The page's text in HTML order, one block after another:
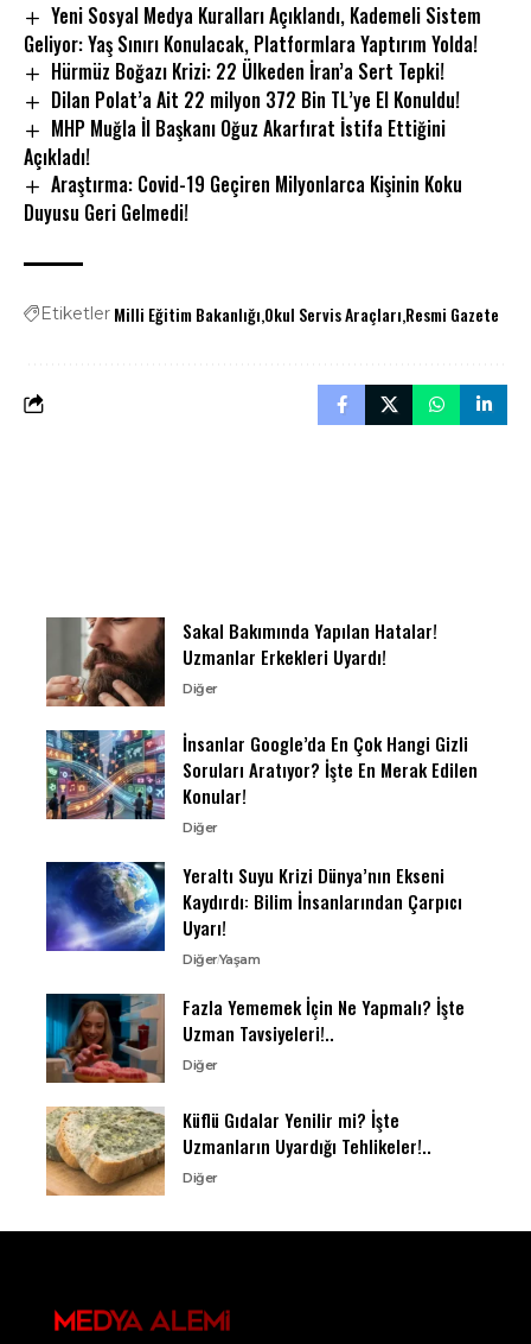
Yeni Sosyal Medya Kuralları Açıklandı, Kademeli Sistem
Geliyor: Yaş Sınırı Konulacak, Platformlara Yaptırım Yolda!
Hürmüz Boğazı Krizi: 22 Ülkeden İran’a Sert Tepki!
Dilan Polat’a Ait 22 milyon 372 Bin TL’ye El Konuldu!
MHP Muğla İl Başkanı Oğuz Akarfırat İstifa Ettiğini
Açıkladı!
Araştırma: Covid-19 Geçiren Milyonlarca Kişinin Koku
Duyusu Geri Gelmedi!
Etiketler Milli Eğitim Bakanlığı Okul Servis Araçları Resmi Gazete
Sakal Bakımında Yapılan Hatalar!
Uzmanlar Erkekleri Uyardı!
Diğer
İnsanlar Google’da En Çok Hangi Gizli
Soruları Aratıyor? İşte En Merak Edilen
Konular!
Diğer
Yeraltı Suyu Krizi Dünya’nın Ekseni
Kaydırdı: Bilim İnsanlarından Çarpıcı
Uyarı!
DiğerYaşam
Fazla Yememek İçin Ne Yapmalı? İşte
Uzman Tavsiyeleri!..
Diğer
Küflü Gıdalar Yenilir mi? İşte
Uzmanların Uyardığı Tehlikeler!..
Diğer